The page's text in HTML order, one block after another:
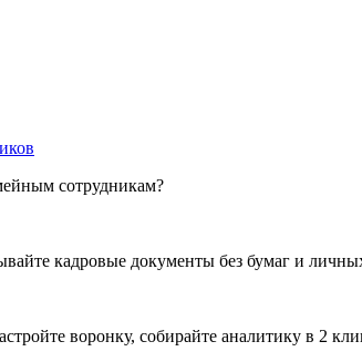
сотрудникам?
кадровые документы без бумаг и
воронку, собирайте аналитику в 2